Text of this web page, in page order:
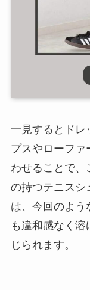
一見するとドレ
プスやローファ
わせることで、
の持つテニスシ
は、今回のよう
も違和感なく
じられます。